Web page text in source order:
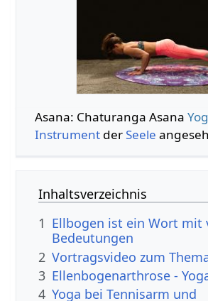
Asana: Chaturanga Asana
Instrumentder Seele
Inhaltsverzeichnis
1 Ellbogen ist ein Wort mit
Bedeutungen
2 Vortragsvideo zum
3 Ellenbogenarthrose -
4 Yoga bei Tennisarm und